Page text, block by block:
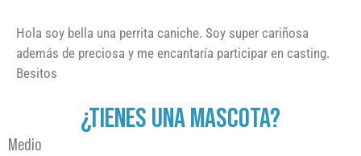
Hola soy bella una perrita caniche. Soy super cariñosa
además de preciosa y me encantaría participar en casting.
Besitos
¿TIENES UNA MASCOTA?
Medio